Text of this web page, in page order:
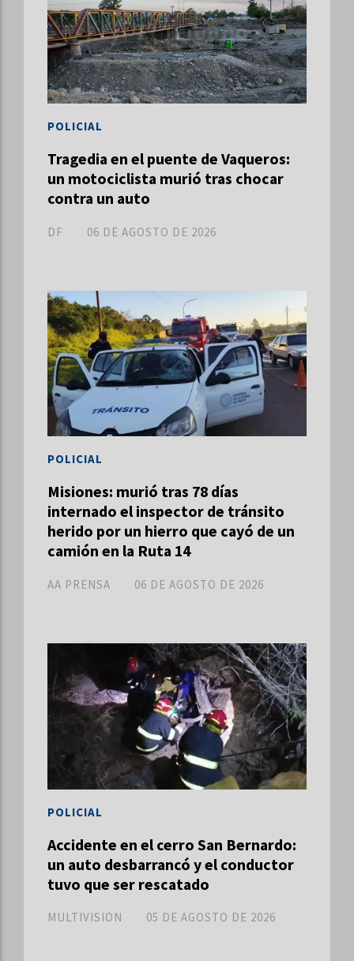
Tragedia en el puente de Vaqueros:
un motociclista murió tras chocar
contra un auto
DF
POLICIAL
06 DE AGOSTO DE 2026
Misiones: murió tras 78 días
internado el inspector de tránsito
herido por un hierro que cayó de un
camión en la Ruta 14
AA PRENSA
POLICIAL
06 DE AGOSTO DE 2026
Accidente en el cerro San Bernardo:
un auto desbarrancó y el conductor
tuvo que ser rescatado
MULTIVISION
POLICIAL
05 DE AGOSTO DE 2026